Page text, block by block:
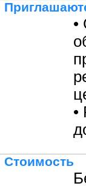
•
•
Стоимость